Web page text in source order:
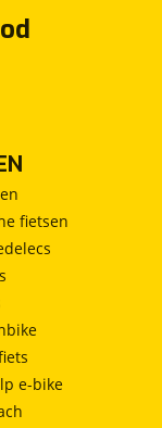
fietsen
e-bike